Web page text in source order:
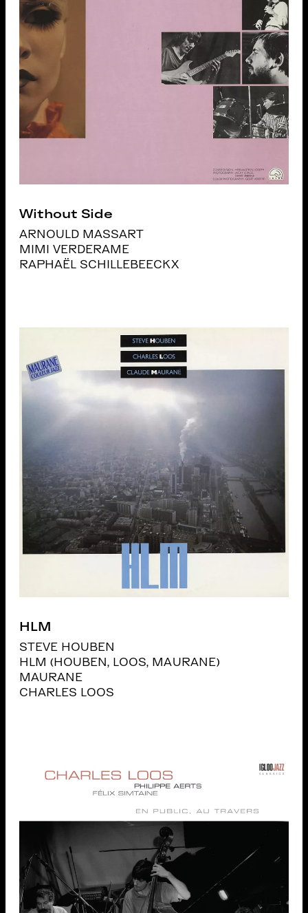
Without Side
ARNOULD MASSART
MIMI VERDERAME
RAPHAËL SCHILLEBEECKX
HLM
STEVE HOUBEN
HLM (HOUBEN, LOOS, MAURANE)
MAURANE
CHARLES LOOS